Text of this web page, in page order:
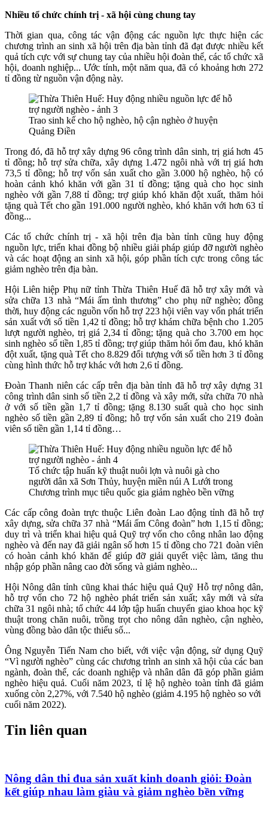
Nhiều tổ chức chính trị - xã hội cùng chung tay
Thời gian qua, công tác vận động các nguồn lực thực hiện các
chương trình an sinh xã hội trên địa bàn tỉnh đã đạt được nhiều kết
quả tích cực với sự chung tay của nhiều hội đoàn thể, các tổ chức xã
hội, doanh nghiệp... Ước tính, một năm qua, đã có khoảng hơn 272
tỉ đồng từ nguồn vận động này.
Trao sinh kế cho hộ nghèo, hộ cận nghèo ở huyện
Quảng Điền
Trong đó, đã hỗ trợ xây dựng 96 công trình dân sinh, trị giá hơn 45
tỉ đồng; hỗ trợ sửa chữa, xây dựng 1.472 ngôi nhà với trị giá hơn
73,5 tỉ đồng; hỗ trợ vốn sản xuất cho gần 3.000 hộ nghèo, hộ có
hoàn cảnh khó khăn với gần 31 tỉ đồng; tặng quà cho học sinh
nghèo với gần 7,88 tỉ đồng; trợ giúp khó khăn đột xuất, thăm hỏi
tặng quà Tết cho gần 191.000 người nghèo, khó khăn với hơn 63 tỉ
đồng...
Các tổ chức chính trị - xã hội trên địa bàn tỉnh cũng huy động
nguồn lực, triển khai đồng bộ nhiều giải pháp giúp đỡ người nghèo
và các hoạt động an sinh xã hội, góp phần tích cực trong công tác
giảm nghèo trên địa bàn.
Hội Liên hiệp Phụ nữ tỉnh Thừa Thiên Huế đã hỗ trợ xây mới và
sửa chữa 13 nhà “Mái ấm tình thương” cho phụ nữ nghèo; đồng
thời, huy động các nguồn vốn hỗ trợ 223 hội viên vay vốn phát triển
sản xuất với số tiền 1,42 tỉ đồng; hỗ trợ khám chữa bệnh cho 1.205
lượt người nghèo, trị giá 2,34 tỉ đồng; tặng quà cho 3.700 em học
sinh nghèo số tiền 1,85 tỉ đồng; trợ giúp thăm hỏi ốm đau, khó khăn
đột xuất, tặng quà Tết cho 8.829 đối tượng với số tiền hơn 3 tỉ đồng
cùng hình thức hỗ trợ khác với hơn 2,6 tỉ đồng.
Đoàn Thanh niên các cấp trên địa bàn tỉnh đã hỗ trợ xây dựng 31
công trình dân sinh số tiền 2,2 tỉ đồng và xây mới, sửa chữa 70 nhà
ở với số tiền gần 1,7 tỉ đồng; tặng 8.130 suất quà cho học sinh
nghèo số tiền gần 2,89 tỉ đồng; hỗ trợ vốn sản xuất cho 219 đoàn
viên số tiền gần 1,14 tỉ đồng…
Tổ chức tập huấn kỹ thuật nuôi lợn và nuôi gà cho
người dân xã Sơn Thủy, huyện miền núi A Lưới trong
Chương trình mục tiêu quốc gia giảm nghèo bền vững
Các cấp công đoàn trực thuộc Liên đoàn Lao động tỉnh đã hỗ trợ
xây dựng, sửa chữa 37 nhà “Mái ấm Công đoàn” hơn 1,15 tỉ đồng;
duy trì và triển khai hiệu quả Quỹ trợ vốn cho công nhân lao động
nghèo và đến nay đã giải ngân số hơn 15 tỉ đồng cho 721 đoàn viên
có hoàn cảnh khó khăn để giúp đỡ giải quyết việc làm, tăng thu
nhập góp phần nâng cao đời sống và giảm nghèo...
Hội Nông dân tỉnh cũng khai thác hiệu quả Quỹ Hỗ trợ nông dân,
hỗ trợ vốn cho 72 hộ nghèo phát triển sản xuất; xây mới và sửa
chữa 31 ngôi nhà; tổ chức 44 lớp tập huấn chuyển giao khoa học kỹ
thuật trong chăn nuôi, trồng trọt cho nông dân nghèo, cận nghèo,
vùng đồng bào dân tộc thiểu số...
Ông Nguyễn Tiến Nam cho biết, với việc vận động, sử dụng Quỹ
“Vì người nghèo” cùng các chương trình an sinh xã hội của các ban
ngành, đoàn thể, các doanh nghiệp và nhân dân đã góp phần giảm
nghèo hiệu quả. Cuối năm 2023, tỉ lệ hộ nghèo toàn tỉnh đã giảm
xuống còn 2,27%, với 7.540 hộ nghèo (giảm 4.195 hộ nghèo so với
cuối năm 2022).
Tin liên quan
Nông dân thi đua sản xuất kinh doanh giỏi: Đoàn
kết giúp nhau làm giàu và giảm nghèo bền vững